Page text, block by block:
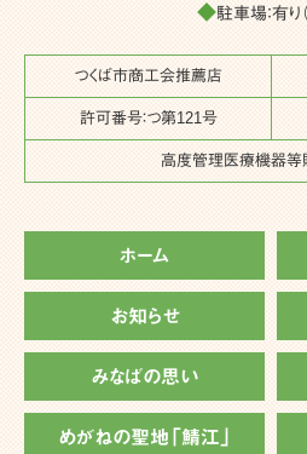
◆駐車場：有り
つくば市商工会推薦店
許可番号：つ第121号
高度管理医療機器等
ホーム
お知らせ
みなばの思い
めがねの聖地「鯖江」